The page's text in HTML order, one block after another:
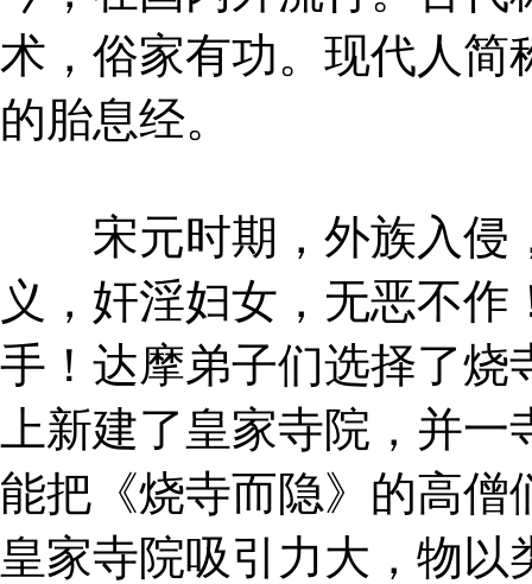
术，俗家有功。现代人简
的胎息经。
宋元时期，外族入侵
义，奸淫妇女，无恶不
手！达摩弟子们选择了烧
上新建了皇家寺院，并
能把《烧寺而隐》的高僧
皇家寺院吸引力大，物